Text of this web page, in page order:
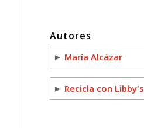
Autores
► María Alcázar
► Recicla con Libby's